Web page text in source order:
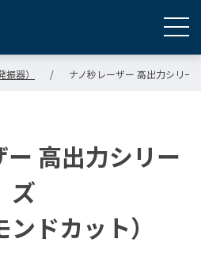
器） / ナノ秒レーザー 高出力シリー
高出力シリー
ズ
ンドカット）